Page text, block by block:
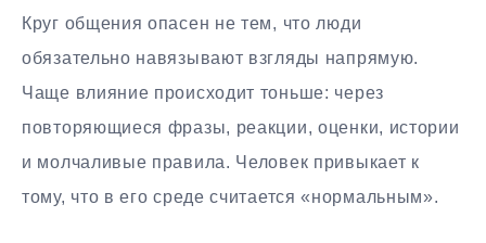
Круг общения опасен не тем, что люди
обязательно навязывают взгляды напрямую.
Чаще влияние происходит тоньше: через
повторяющиеся фразы, реакции, оценки, истории
и молчаливые правила. Человек привыкает к
тому, что в его среде считается «нормальным».